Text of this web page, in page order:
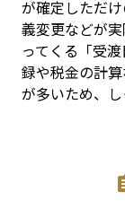
が確定しただ
義変更などが
ってくる「受
録や税金の計
が多いため、